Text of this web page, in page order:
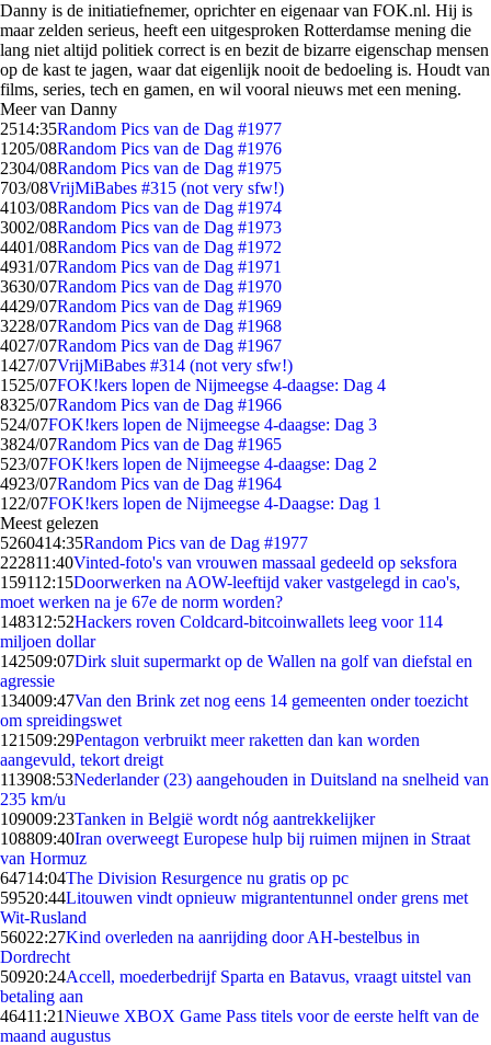
Danny is de initiatiefnemer, oprichter en eigenaar van FOK.nl. Hij is
maar zelden serieus, heeft een uitgesproken Rotterdamse mening die
lang niet altijd politiek correct is en bezit de bizarre eigenschap mensen
op de kast te jagen, waar dat eigenlijk nooit de bedoeling is. Houdt van
films, series, tech en gamen, en wil vooral nieuws met een mening.
Meer van Danny
2514:35Random Pics van de Dag #1977
1205/08Random Pics van de Dag #1976
2304/08Random Pics van de Dag #1975
703/08VrijMiBabes #315 (not very sfw!)
4103/08Random Pics van de Dag #1974
3002/08Random Pics van de Dag #1973
4401/08Random Pics van de Dag #1972
4931/07Random Pics van de Dag #1971
3630/07Random Pics van de Dag #1970
4429/07Random Pics van de Dag #1969
3228/07Random Pics van de Dag #1968
4027/07Random Pics van de Dag #1967
1427/07VrijMiBabes #314 (not very sfw!)
1525/07FOK!kers lopen de Nijmeegse 4-daagse: Dag 4
8325/07Random Pics van de Dag #1966
524/07FOK!kers lopen de Nijmeegse 4-daagse: Dag 3
3824/07Random Pics van de Dag #1965
523/07FOK!kers lopen de Nijmeegse 4-daagse: Dag 2
4923/07Random Pics van de Dag #1964
1 22/07FOK!kers lopen de Nijmeegse 4-Daagse: Dag 1
Meest gelezen
5260414:35Random Pics van de Dag #1977
222811:40Vinted-foto's van vrouwen massaal gedeeld op seksfora
159112:15Doorwerken na AOW-leeftijd vaker vastgelegd in cao's,
moet werken na je 67e de norm worden?
148312:52Hackers roven Coldcard-bitcoinwallets leeg voor 114
miljoen dollar
142509:07Dirk sluit supermarkt op de Wallen na golf van diefstal en
agressie
134009:47Van den Brink zet nog eens 14 gemeenten onder toezicht
om spreidingswet
121509:29Pentagon verbruikt meer raketten dan kan worden
aangevuld, tekort dreigt
113908:53Nederlander (23) aangehouden in Duitsland na snelheid van
235 km/u
109009:23Tanken in België wordt nóg aantrekkelijker
108809:40Iran overweegt Europese hulp bij ruimen mijnen in Straat
van Hormuz
64714:04The Division Resurgence nu gratis op pc
59520:44Litouwen vindt opnieuw migrantentunnel onder grens met
Wit-Rusland
56022:27Kind overleden na aanrijding door AH-bestelbus in
Dordrecht
50920:24Accell, moederbedrijf Sparta en Batavus, vraagt uitstel van
betaling aan
46411:21Nieuwe XBOX Game Pass titels voor de eerste helft van de
maand augustus